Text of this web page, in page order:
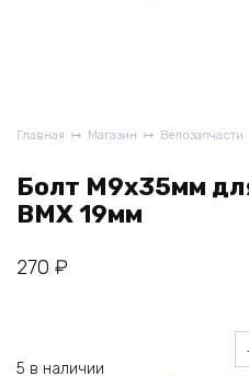
Главная Магазин Велозапчасти
Болт M9x35мм
BMX 19мм
270 ₽
5 в наличии